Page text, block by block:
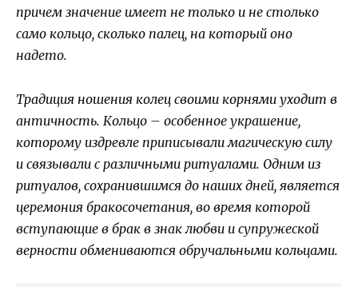
причем значение имеет не только и не столько
само кольцо, сколько палец, на который оно
надето.
Традиция ношения колец своими корнями уходит в
античность. Кольцо – особенное украшение,
которому издревле приписывали магическую силу
и связывали с различными ритуалами. Одним из
ритуалов, сохранившимся до наших дней, является
церемония бракосочетания, во время которой
вступающие в брак в знак любви и супружеской
верности обмениваются обручальными кольцами.